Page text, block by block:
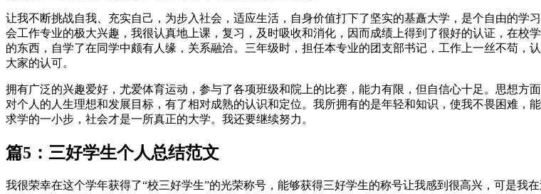
让我不断挑战自我、充实自己，为步入社会，适应生活，自身价值打下了坚实的基矗大学，是个自由的
会工作专业的极大兴趣，我很认真地上课，复习，及时吸收和消化，因而成绩上得到了很好的认证，在
的东西，自学了在同学中颇有人缘，关系融洽。三年级时，担任本专业的团支部书记，工作上一丝不苟
大家的认可。
拥有广泛的兴趣爱好，尤爱体育运动，参与了各项班级和院上的比赛，能力有限，但自信心十足。思想方
对个人的人生理想和发展目标，有了相对成熟的认识和定位。我所拥有的是年轻和知识，使我不畏困难
求学的一小步，社会才是一所真正的大学。我还要继续努力。
篇5：三好学生个人总结范文
我很荣幸在这个学年获得了“校三好学生”的光荣称号，能够获得三好学生的称号让我感到很高兴，可是我